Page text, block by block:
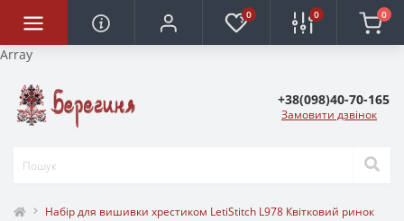
Array
0 0 0
+38(098)40-70-165
Замовити дзвінок
Набір для вишивки хрестиком LetiStitch L978 Квітковий ринок